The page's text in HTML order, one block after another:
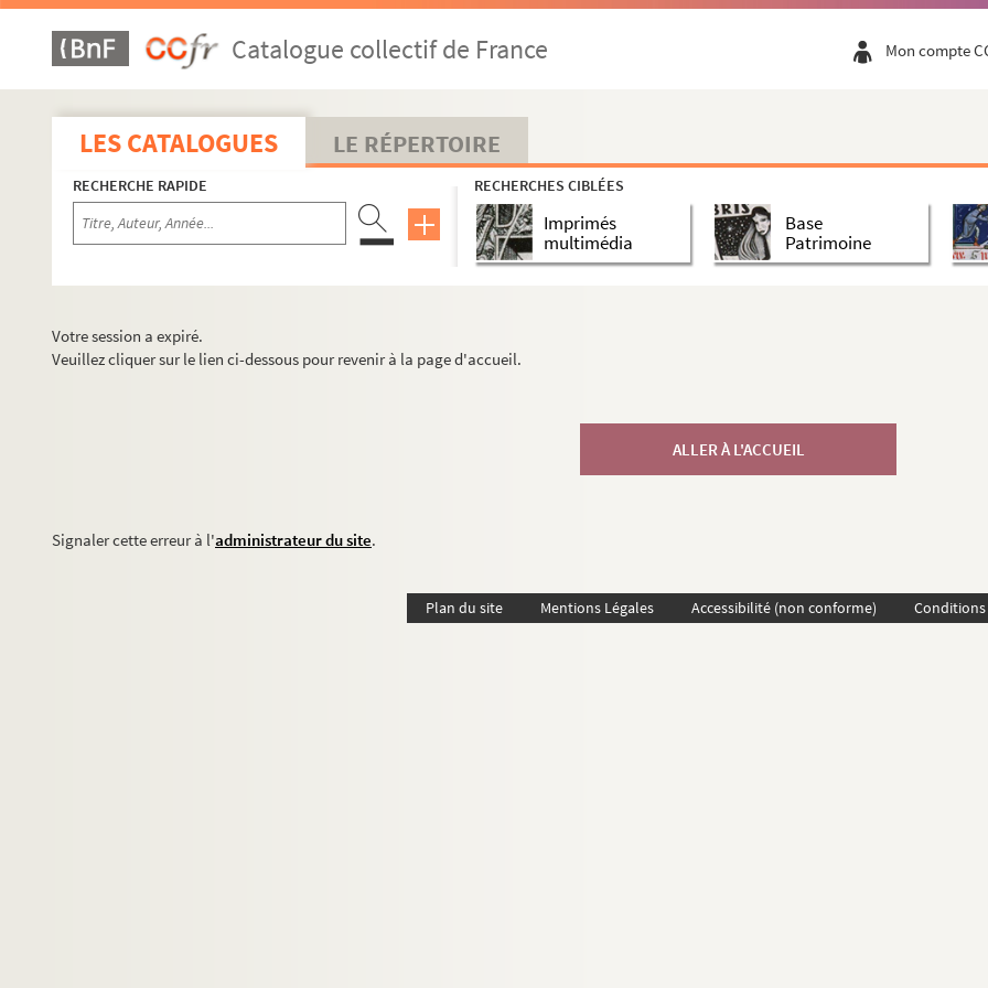
Catalogue collectif de France Mon compte
LES CATALOGUES LE RÉPERTOIRE
RECHERCHE RAPIDE RECHERCHES CIBLÉES
Imprimés
multimédia
Base
Patrimoine
Votre session a expiré.
Veuillez cliquer sur le lien ci-dessous pour revenir à la page d'accueil.
ALLER À L'ACCUEIL
Signaler cette erreur à l'administrateur du site.
Plan du site Mentions Légales Accessibilité (non conforme)